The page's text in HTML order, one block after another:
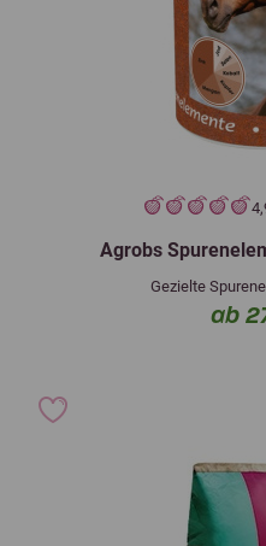
Agrobs
Gezielte
ab